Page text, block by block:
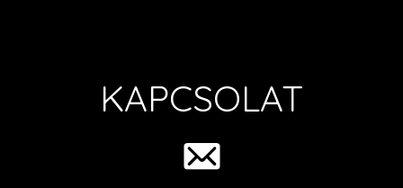
KAPCSOLAT